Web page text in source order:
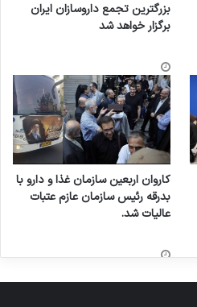
بزرگترین تجمع داروسازان ایران
برگزار خواهد شد
کاروان اربعین سازمان غذا و دارو با
بدرقه رئیس سازمان عازم عتبات
عالیات شد.